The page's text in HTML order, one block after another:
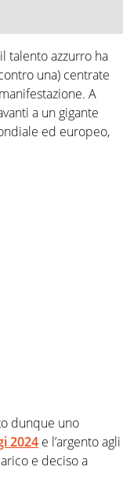
talento azzurro ha
una) centrate
A
a un gigante
ed europeo,
dunque uno
2024 e l’argento agli
e deciso a